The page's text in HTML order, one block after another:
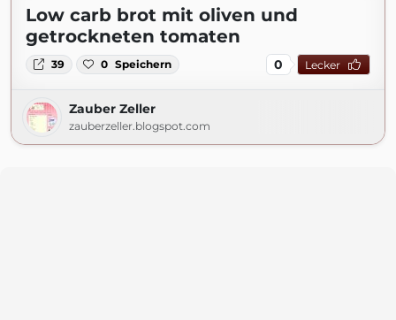
Low carb brot mit oliven und
getrockneten tomaten
39 0 Speichern 0 Lecker
Zauber Zeller
zauberzeller.blogspot.com